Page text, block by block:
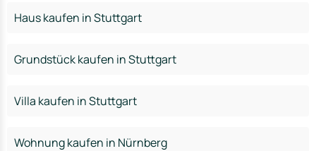
Haus kaufen in Stuttgart
Grundstück kaufen in Stuttgart
Villa kaufen in Stuttgart
Wohnung kaufen in Nürnberg